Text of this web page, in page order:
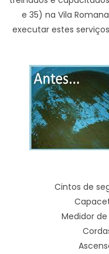
e 35) na Vila
executar estes
Cintos de
Medidor